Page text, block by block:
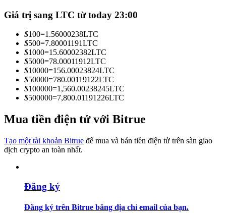
Thông tin
Hướng dẫn
Giá trị sang LTC từ today 23:00
$100=1.56000238LTC
$500=7.80001191LTC
$1000=15.60002382LTC
$5000=78.00011912LTC
$10000=156.00023824LTC
$50000=780.00119122LTC
$100000=1,560.00238245LTC
$500000=7,800.01191226LTC
Mua tiền điện tử với Bitrue
Tạo một tài khoản Bitrue để mua và bán tiền điện tử trên sàn giao
dịch crypto an toàn nhất.
Đăng ký
Đăng ký trên Bitrue bằng địa chỉ email của bạn.